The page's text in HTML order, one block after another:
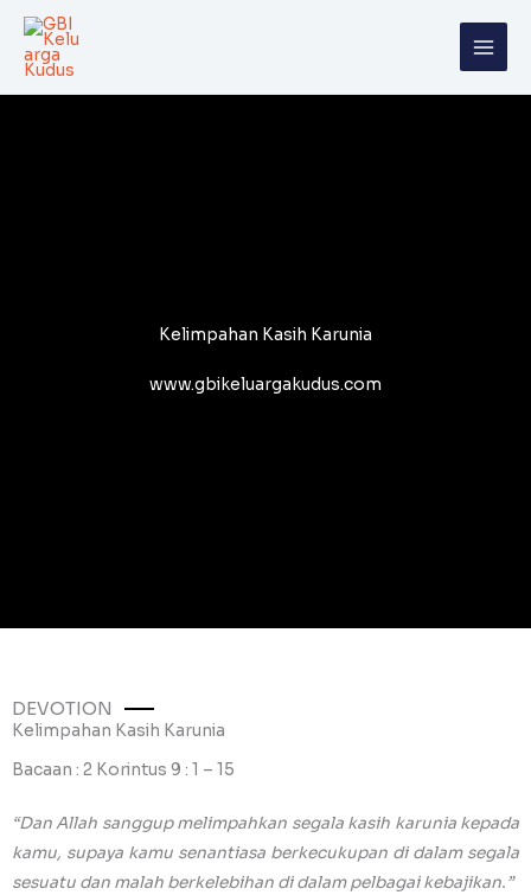
Skip
content
Kelimpahan Kasih Karunia
www.gbikeluargakudus.com
DEVOTION
Kelimpahan Kasih Karunia
Bacaan : 2 Korintus 9 : 1 – 15
“Dan Allah sanggup melimpahkan segala kasih karunia kepada
kamu, supaya kamu senantiasa berkecukupan di dalam segala
sesuatu dan malah berkelebihan di dalam pelbagai kebajikan.”